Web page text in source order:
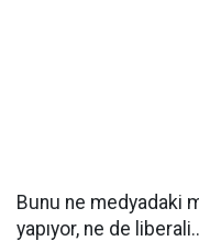
Bunu ne medyadaki
yapıyor, ne de